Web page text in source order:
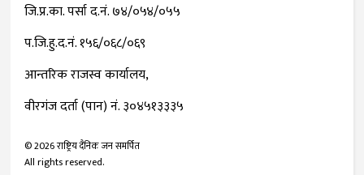
जि.प्र.का. पर्सा द.नं. ७४/०५४/०५५
प.जि.हु.द.नं. १५६/०६८/०६९
आन्तरिक राजस्व कार्यालय,
वीरगंज दर्ता (पान) नं. ३०४५१३३३५
©2026राष्ट्रिय दैनिक जन समर्पित
All rights reserved.